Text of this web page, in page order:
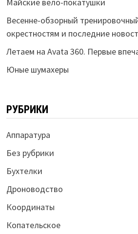
Майские вело-покатушки
Весенне-обзорный
окрестностям и последние
Летаем на Avata 360. Первые
Юные шумахеры
РУБРИКИ
Аппаратура
Без рубрики
Бухтелки
Дроноводство
Координаты
Копательское